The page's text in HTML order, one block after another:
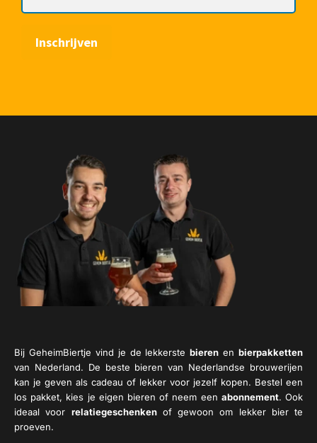
Bij GeheimBiertje vind je de lekkerstebieren en bierpakketten
van Nederland. De beste bieren van Nederlandse brouwerijen
kan je geven als cadeau of lekker voor jezelf kopen. Bestel een
los pakket, kies je eigen bieren of neem een abonnement. Ook
ideaal voor relatiegeschenkenof gewoon om lekker bier te
proeven.